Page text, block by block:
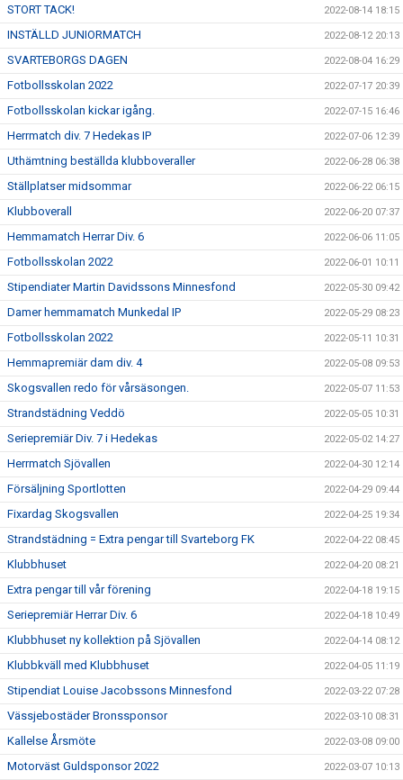
STORT TACK! 2022-08-14 18:15
INSTÄLLD JUNIORMATCH 2022-08-12 20:13
SVARTEBORGS DAGEN 2022-08-04 16:29
Fotbollsskolan 2022 2022-07-17 20:39
Fotbollsskolan kickar igång. 2022-07-15 16:46
Herrmatch div. 7 Hedekas IP 2022-07-06 12:39
Uthämtning beställda klubboveraller 2022-06-28 06:38
Ställplatser midsommar 2022-06-22 06:15
Klubboverall 2022-06-20 07:37
Hemmamatch Herrar Div. 6 2022-06-06 11:05
Fotbollsskolan 2022 2022-06-01 10:11
Stipendiater Martin Davidssons Minnesfond 2022-05-30 09:42
Damer hemmamatch Munkedal IP 2022-05-29 08:23
Fotbollsskolan 2022 2022-05-11 10:31
Hemmapremiär dam div. 4 2022-05-08 09:53
Skogsvallen redo för vårsäsongen. 2022-05-07 11:53
Strandstädning Veddö 2022-05-05 10:31
Seriepremiär Div. 7 i Hedekas 2022-05-02 14:27
Herrmatch Sjövallen 2022-04-30 12:14
Försäljning Sportlotten 2022-04-29 09:44
Fixardag Skogsvallen 2022-04-25 19:34
Strandstädning = Extra pengar till Svarteborg FK 2022-04-22 08:45
Klubbhuset 2022-04-20 08:21
Extra pengar till vår förening 2022-04-18 19:15
Seriepremiär Herrar Div. 6 2022-04-18 10:49
Klubbhuset ny kollektion på Sjövallen 2022-04-14 08:12
Klubbkväll med Klubbhuset 2022-04-05 11:19
Stipendiat Louise Jacobssons Minnesfond 2022-03-22 07:28
Vässjebostäder Bronssponsor 2022-03-10 08:31
Kallelse Årsmöte 2022-03-08 09:00
Motorväst Guldsponsor 2022 2022-03-07 10:13